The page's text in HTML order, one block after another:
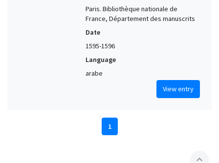
Paris. Bibliothèque nationale de
France, Département des manuscrits
Date
1595-1596
Language
arabe
View entry
1
expand_less